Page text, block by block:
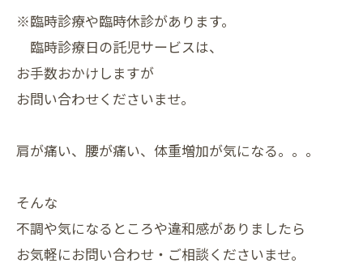
※臨時診療や臨時休診があります。
臨時診療日の託児サービスは、
お手数おかけしますが
お問い合わせくださいませ。
肩が痛い、腰が痛い、体重増加が気になる。。。
そんな
不調や気になるところや違和感がありましたら
お気軽にお問い合わせ・ご相談くださいませ。